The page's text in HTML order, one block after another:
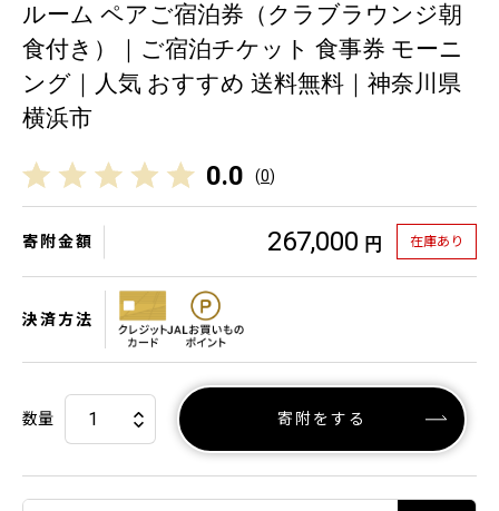
ルーム ペアご宿泊券（クラブラウンジ朝
食付き）｜ご宿泊チケット 食事券 モーニ
ング｜人気 おすすめ 送料無料｜神奈川県
横浜市
0.0 (0)
寄附金額 267,000 円 在庫あり
決済方法
数量 寄附をする